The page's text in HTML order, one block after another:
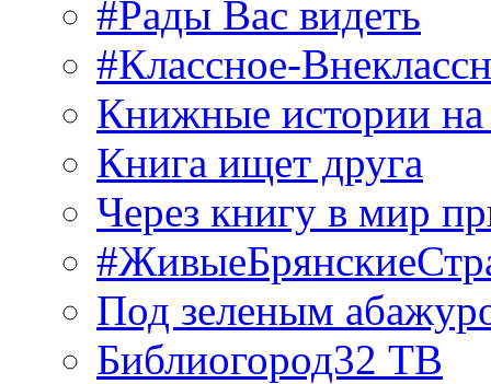
#Рады Вас видеть
#Классное-
Книжные истории
Книга ищет друга
Через книгу в мир
Под зеленым
Библиогород32 ТВ